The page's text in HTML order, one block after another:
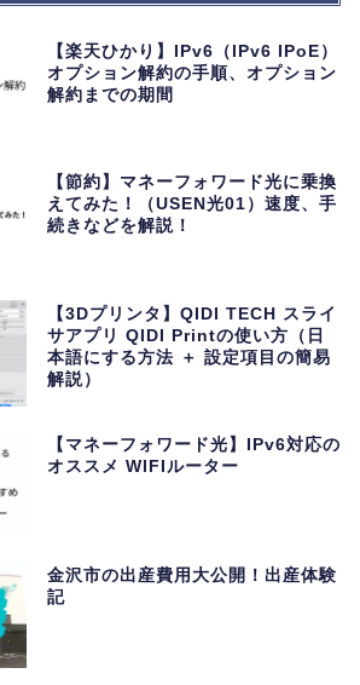
【楽天ひかり】IPv6（IPv6 IPoE）
オプション解約の手順、オプション
解約までの期間
【節約】マネーフォワード光に乗換
えてみた！（USEN光01）速度、手
続きなどを解説！
【3Dプリンタ】QIDI TECH スライ
サアプリ QIDI Printの使い方（日
本語にする方法 ＋ 設定項目の簡易
解説）
【マネーフォワード光】IPv6対応の
オススメ WIFIルーター
金沢市の出産費用大公開！出産体験
記